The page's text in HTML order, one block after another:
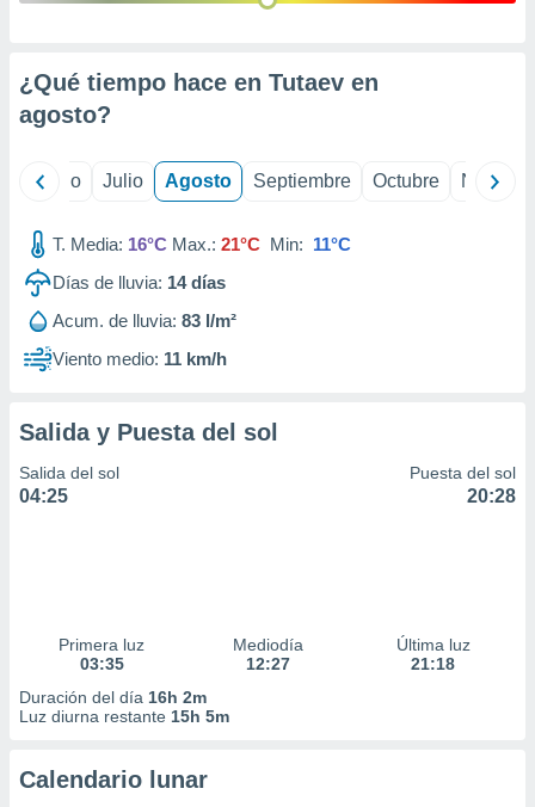
e
mediante
1199
¿Qué tiempo hace en Tutaev en
agosto?
Junio Julio Agosto Septiembre Octubre
T. Media: 16°C Max.: 21°C Min: 11°C
Días de lluvia: 14días
Acum. de lluvia: 83 l/m²
Viento medio: 11 km/h
Salida y Puesta del sol
Salida del sol
04:25
Puesta del sol
20:28
Primera luz
03:35
Mediodía
12:27
Última luz
21:18
Duración del día 16h 2m
Luz diurna restante 15h 5m
Calendario lunar